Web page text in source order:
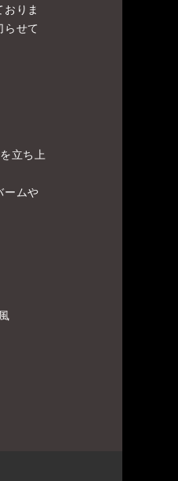
りま
せて
立ち上
ームや